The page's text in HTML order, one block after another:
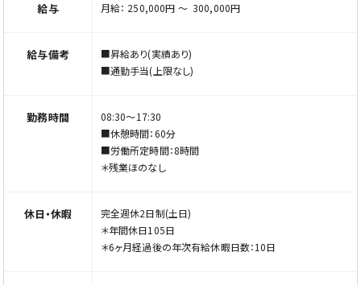
給与 月給： 250,000円 〜 300,000円
給与備考
■昇給あり(実績あり)
■通勤手当(上限なし)
勤務時間
08:30～17:30
■休憩時間：60分
■労働所定時間：8時間
＊残業ほのなし
休日・休暇
完全週休2日制(土日)
＊年間休日105日
＊6ヶ月経過後の年次有給休暇日数：10日